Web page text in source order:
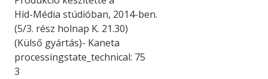
Híd-Média stúdióban, 2014-ben.
(5/3. rész holnap K. 21.30)
(Külső gyártás)- Kaneta
processingstate_technical: 75
3